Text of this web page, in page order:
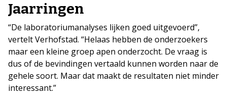
Jaarringen
“De laboratoriumanalyses lijken goed uitgevoerd”,
vertelt Verhofstad. “Helaas hebben de onderzoekers
maar een kleine groep apen onderzocht. De vraag is
dus of de bevindingen vertaald kunnen worden naar de
gehele soort. Maar dat maakt de resultaten niet minder
interessant.”